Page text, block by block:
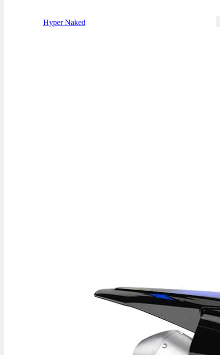
Hyper Naked